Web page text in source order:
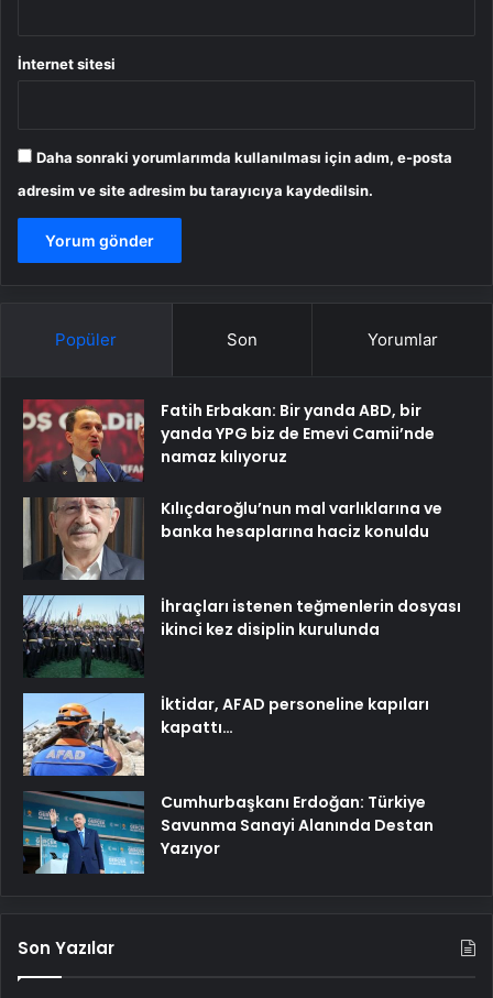
İnternet sitesi
Daha sonraki yorumlarımda kullanılması için adım, e-posta
adresim ve site adresim bu tarayıcıya kaydedilsin.
Popüler Son Yorumlar
Fatih Erbakan: Bir yanda ABD, bir
yanda YPG biz de Emevi Camii’nde
namaz kılıyoruz
Kılıçdaroğlu’nun mal varlıklarına ve
banka hesaplarına haciz konuldu
İhraçları istenen teğmenlerin dosyası
ikinci kez disiplin kurulunda
İktidar, AFAD personeline kapıları
kapattı…
Cumhurbaşkanı Erdoğan: Türkiye
Savunma Sanayi Alanında Destan
Yazıyor
Son Yazılar